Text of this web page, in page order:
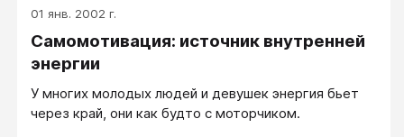
01 янв. 2002 г.
Самомотивация: источник внутренней
энергии
У многих молодых людей и девушек энергия бьет
через край, они как будто с моторчиком.